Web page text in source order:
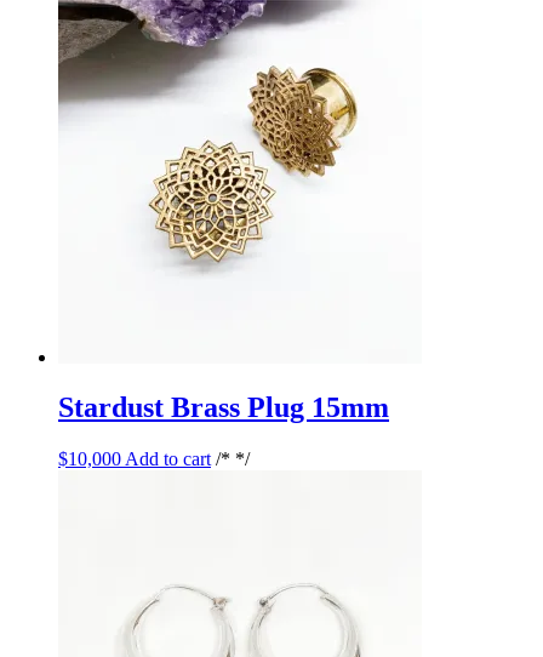
Stardust Brass Plug 15mm
$10,000 Add to cart /* */